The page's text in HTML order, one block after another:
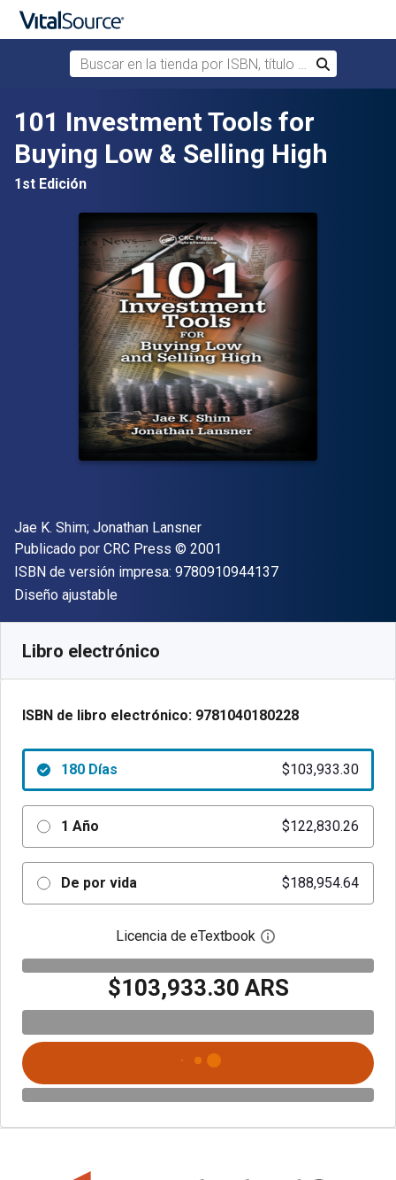
Buscar en la tienda por ISBN, título o autor
Buscar
101 Investment Tools for
Buying Low & Selling High
1st Edición
Autor(es)
Jae K. Shim; Jonathan Lansner
Editor
Publicado por CRC Press Copyright
© 2001
ISBN de versión impresa: 9780910944137"ISBN-13
Formato
Diseño ajustable
Libro electrónico
ISBN de libro electrónico: 9781040180228
180 Días $103,933.30
1 Año $122,830.26
De por vida $188,954.64
Licencia de eTextbook Abre el cuadro de
$103,933.30 ARS